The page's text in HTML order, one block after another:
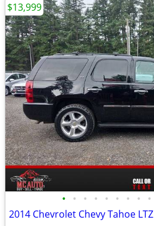
• • • • • • • • •
2014 Chevrolet Chevy Tahoe LTZ
$13,999